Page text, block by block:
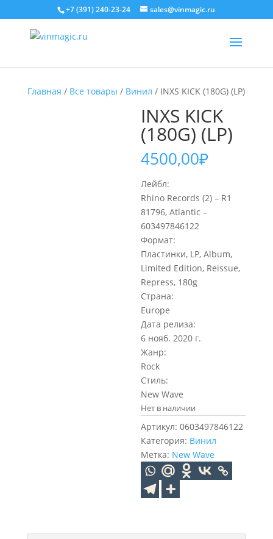
+7 (391) 240-23-24 sales@vinmagic.ru
Главная / Все товары / Винил / INXS KICK (180G) (LP)
INXS KICK
(180G) (LP)
4500,00₽
Лейбл:
Rhino Records (2) – R1
81796, Atlantic –
603497846122
Формат:
Пластинки, LP, Album,
Limited Edition, Reissue,
Repress, 180g
Страна:
Europe
Дата релиза:
6 нояб. 2020 г.
Жанр:
Rock
Стиль:
New Wave
Нет в наличии
Артикул:0603497846122
Категория: Винил
Метка: New Wave